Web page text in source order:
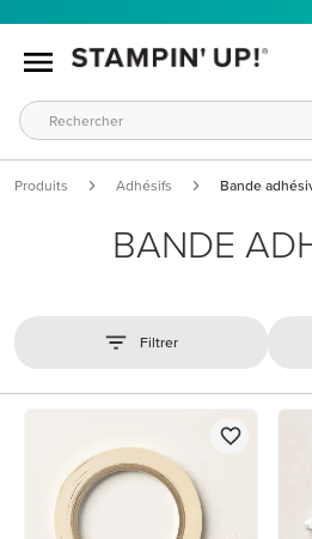
Produits Adhésifs Bande
BANDE
Filtrer